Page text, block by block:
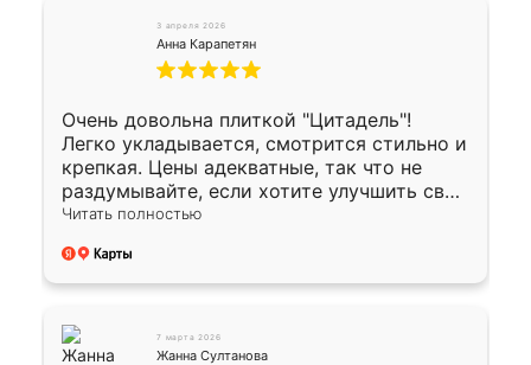
3 апреля 2026
Анна Карапетян
Очень довольна плиткой "Цитадель"!
Легко укладывается, смотрится стильно и
крепкая. Цены адекватные, так что не
раздумывайте, если хотите улучшить свой
двор!
Читать полностью
7 марта 2026
Жанна Султанова